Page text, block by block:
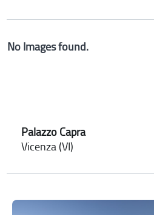
No Images found.
Palazzo Capra
Vicenza (VI)